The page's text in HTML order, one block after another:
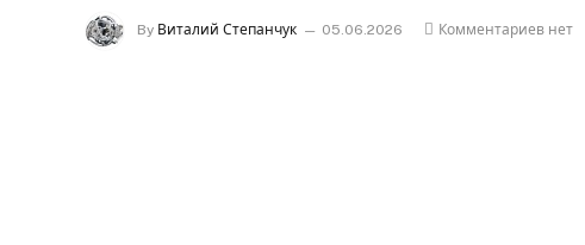
By Виталий Степанчук 05.06.2026 Комментариев нет